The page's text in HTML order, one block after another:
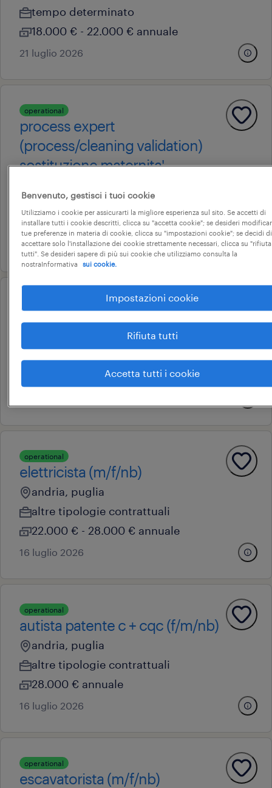
tempo determinato
18.000 € - 22.000 € annuale
21 luglio 2026
operational
process expert
(process/cleaning validation)
sostituzione maternita'
tempo determinato
34.000 € - 40.000 € annuale
28 luglio 2026
manutentore del verde
tempo determinato
15.000 € - 18.000 € annuale
operational
elettricista (m/f/nb)
andria, puglia
altre tipologie contrattuali
22.000 € - 28.000 € annuale
16 luglio 2026
operational
autista patente c + cqc (f/m/nb)
andria, puglia
altre tipologie contrattuali
28.000 € annuale
16 luglio 2026
operational
escavatorista (m/f/nb)
Benvenuto, gestisci i tuoi cookie
Utilizziamo i cookie per assicurarti la migliore esperienza sul sito. Se accetti di
installare tutti i cookie descritti, clicca su "accetta cookie"; se desideri
tue preferenze in materia di cookie, clicca su "impostazioni cookie"; se decidi di
accettare solo l'installazione dei cookie strettamente necessari, clicca su "rifiuta
tutti". Se desideri sapere di più sui cookie che utilizziamo consulta la
nostraInformativa
sui cookie.
Impostazioni cookie
Rifiuta tutti
Accetta tutti i cookie